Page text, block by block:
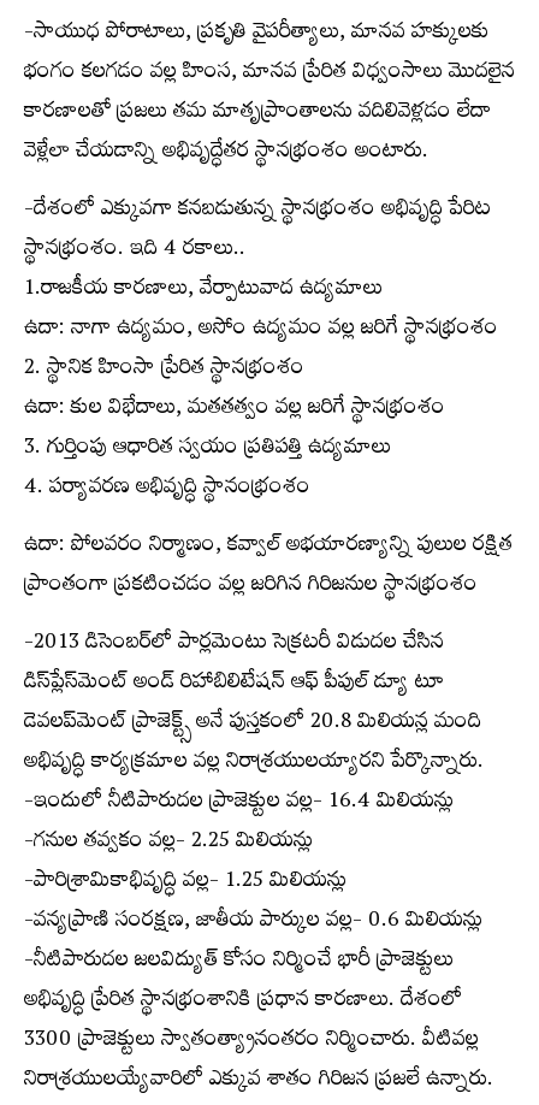
-సాయుధ పోరాటాలు, ప్రకృతి వైపరీత్యాలు, మానవ హక్కులకు
భంగం కలగడం వల్ల హింస, మానవ ప్రేరిత విధ్వంసాలు మొదలైన
కారణాలతో ప్రజలు తమ మాతృప్రాంతాలను వదిలివెళ్లడం లేదా
వెళ్లేలా చేయడాన్ని అభివృద్ధేతర స్థానభ్రంశం అంటారు.
-దేశంలో ఎక్కువగా కనబడుతున్న స్థానభ్రంశం అభివృద్ధి పేరిట
స్థానభ్రంశం. ఇది 4 రకాలు..
1.రాజకీయ కారణాలు, వేర్పాటువాద ఉద్యమాలు
ఉదా: నాగా ఉద్యమం, అసోం ఉద్యమం వల్ల జరిగే స్థానభ్రంశం
2. స్థానిక హింసా ప్రేరిత స్థానభ్రంశం
ఉదా: కుల విభేదాలు, మతతత్వం వల్ల జరిగే స్థానభ్రంశం
3. గుర్తింపు ఆధారిత స్వయం ప్రతిపత్తి ఉద్యమాలు
4. పర్యావరణ అభివృద్ధి స్థానంభ్రంశం
ఉదా: పోలవరం నిర్మాణం, కవ్వాల్ అభయారణ్యాన్ని పులుల రక్షిత
ప్రాంతంగా ప్రకటించడం వల్ల జరిగిన గిరిజనుల స్థానభ్రంశం
-2013 డిసెంబర్‌లో పార్లమెంటు సెక్రటరీ విడుదల చేసిన
డిస్‌ప్లేస్‌మెంట్ అండ్ రిహాబిలిటేషన్ ఆఫ్ పీపుల్ డ్యూ టూ
డెవలప్‌మెంట్ ప్రాజెక్ట్స్ అనే పుస్తకంలో 20.8 మిలియన్ల మంది
అభివృద్ధి కార్యక్రమాల వల్ల నిరాశ్రయులయ్యారని పేర్కొన్నారు.
-ఇందులో నీటిపారుదల ప్రాజెక్టుల వల్ల- 16.4 మిలియన్లు
-గనుల తవ్వకం వల్ల- 2.25 మిలియన్లు
-పారిశ్రామికాభివృద్ధి వల్ల- 1.25 మిలియన్లు
-వన్యప్రాణి సంరక్షణ, జాతీయ పార్కుల వల్ల- 0.6 మిలియన్లు
-నీటిపారుదల జలవిద్యుత్ కోసం నిర్మించే భారీ ప్రాజెక్టులు
అభివృద్ధి ప్రేరిత స్థానభ్రంశానికి ప్రధాన కారణాలు. దేశంలో
3300 ప్రాజెక్టులు స్వాతంత్య్రానంతరం నిర్మించారు. వీటివల్ల
నిరాశ్రయులయ్యేవారిలో ఎక్కువ శాతం గిరిజన ప్రజలే ఉన్నారు.